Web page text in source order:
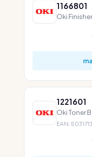
1166801
Oki
1221601
Oki Toner
EAN: